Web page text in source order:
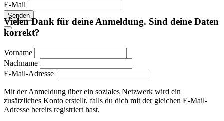
E-Mail
Senden
Vielen Dank für deine Anmeldung. Sind deine Daten
korrekt?
Vorname
Nachname
E-Mail-Adresse
Mit der Anmeldung über ein soziales Netzwerk wird ein
zusätzliches Konto erstellt, falls du dich mit der gleichen E-Mail-
Adresse bereits registriert hast.